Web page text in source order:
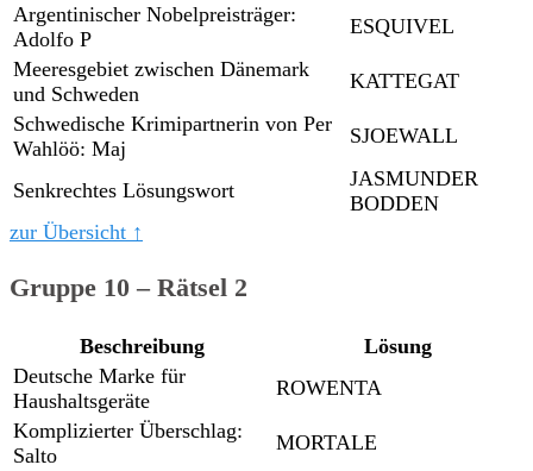
Argentinischer Nobelpreisträger:
Adolfo P
ESQUIVEL
Meeresgebiet zwischen Dänemark
und Schweden
KATTEGAT
Schwedische Krimipartnerin von Per
Wahlöö: Maj
SJOEWALL
Senkrechtes Lösungswort
JASMUNDER
BODDEN
zur Übersicht ↑
Gruppe 10 – Rätsel 2
Beschreibung
Lösung
Deutsche Marke für
Haushaltsgeräte
ROWENTA
Komplizierter Überschlag:
Salto
MORTALE